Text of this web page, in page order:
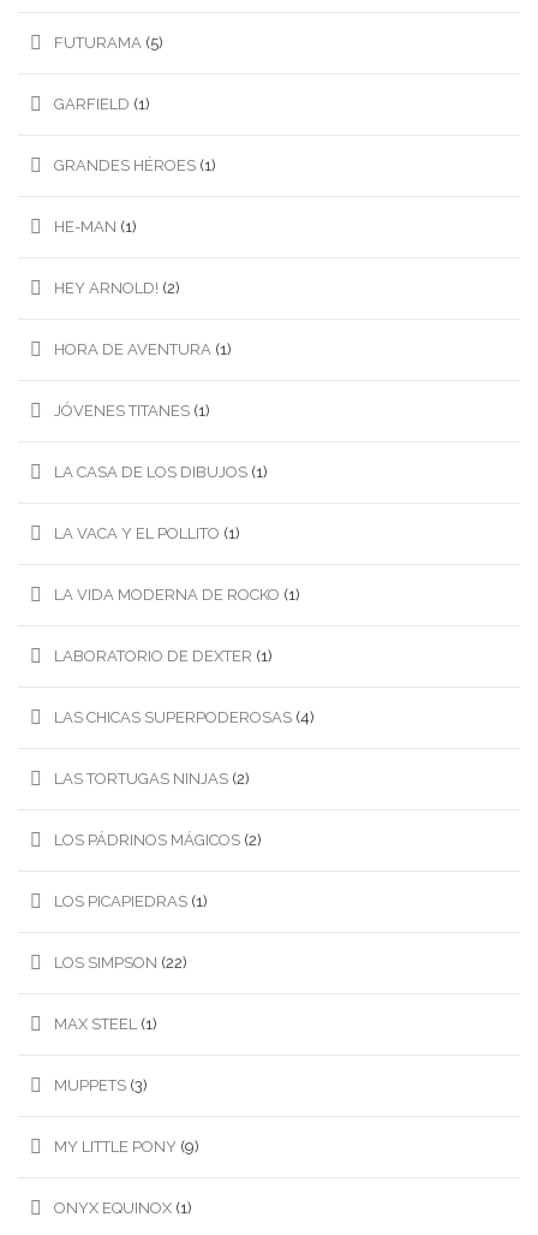
FUTURAMA (5)
GARFIELD (1)
GRANDES HÉROES (1)
HE-MAN (1)
HEY ARNOLD! (2)
HORA DE AVENTURA (1)
JÓVENES TITANES (1)
LA CASA DE LOS DIBUJOS (1)
LA VACA Y EL POLLITO (1)
LA VIDA MODERNA DE ROCKO (1)
LABORATORIO DE DEXTER (1)
LAS CHICAS SUPERPODEROSAS (4)
LAS TORTUGAS NINJAS (2)
LOS PÁDRINOS MÁGICOS (2)
LOS PICAPIEDRAS (1)
LOS SIMPSON (22)
MAX STEEL (1)
MUPPETS (3)
MY LITTLE PONY (9)
ONYX EQUINOX (1)